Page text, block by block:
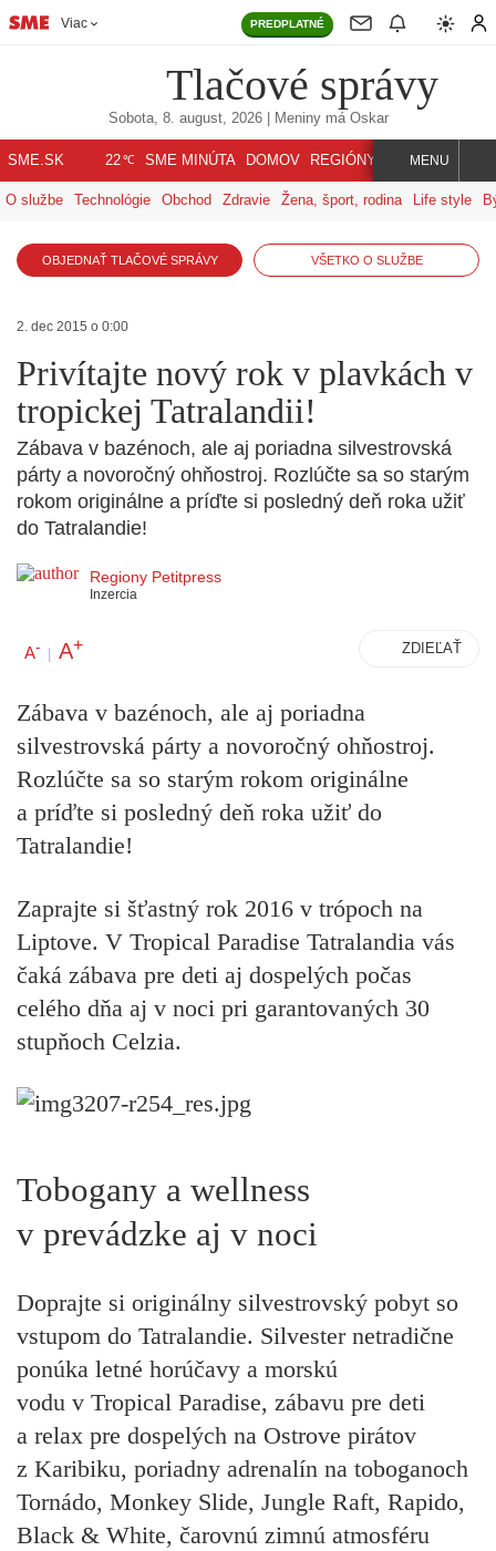
Viac PREDPLATNÉ
Tlačové správy
Sobota, 8. august, 2026| Meniny má Oskar
SME.SK 22℃ SME MINÚTA DOMOV REGIÓNY INDEX SVET
MENU
O službe Technológie Obchod Zdravie Žena, šport, rodina Life style
OBJEDNAŤ TLAČOVÉ SPRÁVY VŠETKO O SLUŽBE
2. dec 2015 o 0:00
Privítajte nový rok v plavkách v
tropickej Tatralandii!
Zábava v bazénoch, ale aj poriadna silvestrovská
párty a novoročný ohňostroj. Rozlúčte sa so starým
rokom originálne a príďte si posledný deň roka užiť
do Tatralandie!
Regiony Petitpress
Inzercia
A- | A+ ZDIEĽAŤ
Zábava v bazénoch, ale aj poriadna
silvestrovská párty a novoročný ohňostroj.
Rozlúčte sa so starým rokom originálne
a príďte si posledný deň roka užiť do
Tatralandie!
Zaprajte si šťastný rok 2016 v trópoch na
Liptove. V Tropical Paradise Tatralandia vás
čaká zábava pre deti aj dospelých počas
celého dňa aj v noci pri garantovaných 30
stupňoch Celzia.
Tobogany a wellness
v prevádzke aj v noci
Doprajte si originálny silvestrovský pobyt so
vstupom do Tatralandie. Silvester netradične
ponúka letné horúčavy a morskú
vodu v Tropical Paradise, zábavu pre deti
a relax pre dospelých na Ostrove pirátov
z Karibiku, poriadny adrenalín na toboganoch
Tornádo, Monkey Slide, Jungle Raft, Rapido,
Black & White, čarovnú zimnú atmosféru